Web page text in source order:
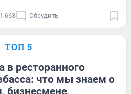
1 663 Обсудить
ТОП 5
в ресторанного
что мы знаем о
бизнесмене,